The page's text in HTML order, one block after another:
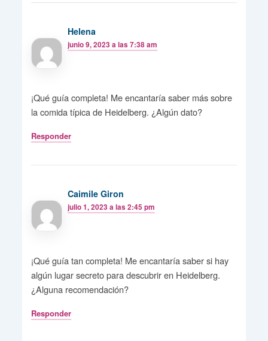
Helena
junio 9, 2023 a las 7:38 am
¡Qué guía completa! Me encantaría saber más sobre
la comida típica de Heidelberg. ¿Algún dato?
Responder
Caimile Giron
julio 1, 2023 a las 2:45 pm
¡Qué guía tan completa! Me encantaría saber si hay
algún lugar secreto para descubrir en Heidelberg.
¿Alguna recomendación?
Responder